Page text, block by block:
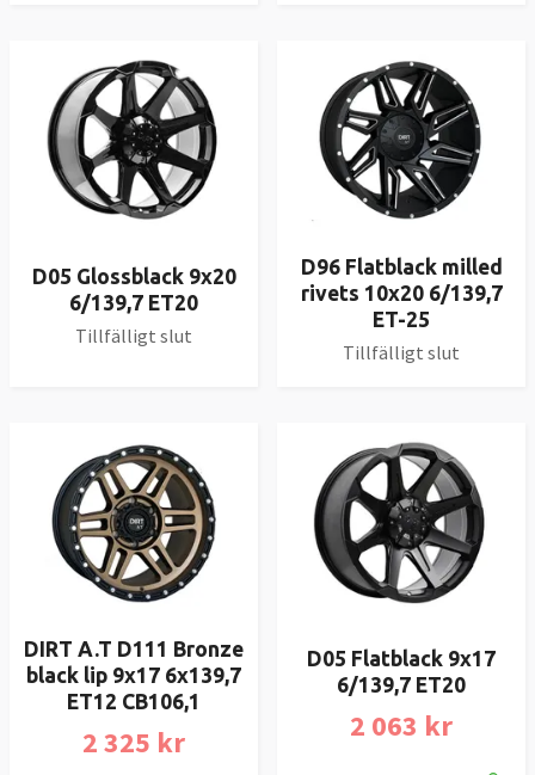
D05 Glossblack 9x20
6/139,7 ET20
Tillfälligt slut
D96 Flatblack milled
rivets 10x20 6/139,7
ET-25
Tillfälligt slut
DIRT A.T D111 Bronze
black lip 9x17 6x139,7
ET12 CB106,1
2 325 kr
D05 Flatblack 9x17
6/139,7 ET20
2 063 kr